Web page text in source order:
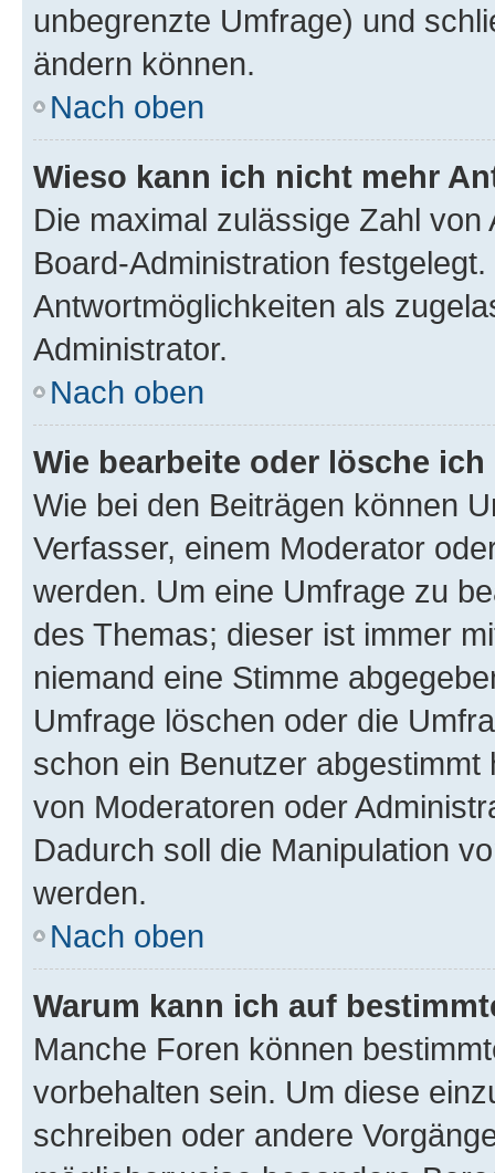
unbegrenzte Umfrage) und
ändern können.
Nach oben
Wieso kann ich nicht mehr
Die maximal zulässige Zahl
Board-Administration
Antwortmöglichkeiten als
Administrator.
Nach oben
Wie bearbeite oder lösche
Wie bei den Beiträgen können
Verfasser, einem Moderator
werden. Um eine Umfrage zu
des Themas; dieser ist immer
niemand eine Stimme
Umfrage löschen oder die
schon ein Benutzer
von Moderatoren oder
Dadurch soll die Manipulation
werden.
Nach oben
Warum kann ich auf
Manche Foren können
vorbehalten sein. Um diese
schreiben oder andere